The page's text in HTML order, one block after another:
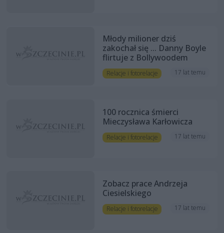
Młody milioner dziś
zakochał się ... Danny Boyle
flirtuje z Bollywoodem
Relacje i fotorelacje 17 lat temu
100 rocznica śmierci
Mieczysława Karłowicza
Relacje i fotorelacje 17 lat temu
Zobacz prace Andrzeja
Ciesielskiego
Relacje i fotorelacje 17 lat temu